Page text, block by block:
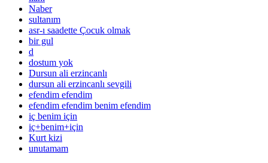
Naber
sultanım
asr-ı saadette Çocuk olmak
bir gul
d
dostum yok
Dursun ali erzincanlı
dursun ali erzincanlı sevgili
efendim efendim
efendim efendim benim efendim
iç benim için
iç+benim+için
Kurt kizi
unutamam